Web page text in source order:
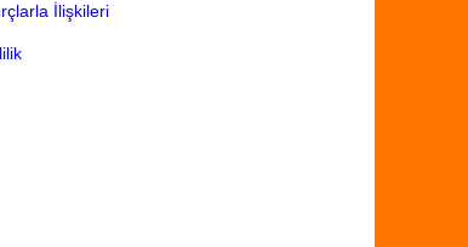
İlişkileri